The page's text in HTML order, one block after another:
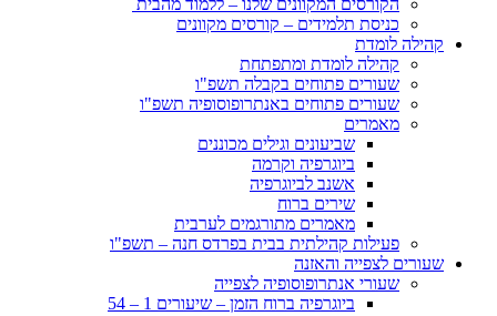
הקורסים המקוונים שלנו – ללמוד מהבית
כניסת תלמידים – קורסים מקוונים
קהילה לומדת
קהילה לומדת ומתפתחת
שעורים פתוחים בקבלה תשפ"ו
שעורים פתוחים באנתרופוסופיה תשפ"ו
מאמרים
שביעונים וגילים מכוננים
ביוגרפיה וקרמה
אשנב לביוגרפיה
שירים ברוח
מאמרים מתורגמים לערבית
פעילות קהילתית בבית בפרדס חנה – תשפ"ו
שעורים לצפייה והאזנה
שעורי אנתרופוסופיה לצפייה
ביוגרפיה ברוח הזמן – שיעורים 1 – 54